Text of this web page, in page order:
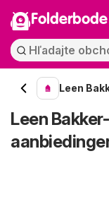
Folderbode
Leen
Leen